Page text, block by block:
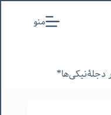
منو
دجلۀنیکی‌ها*